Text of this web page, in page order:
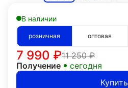
В наличии
розничная оптовая
11 250₽
7 990 ₽
Получение
сегодня
Купить